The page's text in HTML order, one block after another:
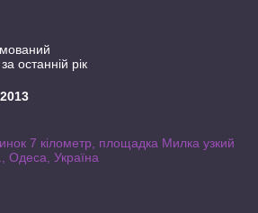
останній рік
7 кілометр, площадка Милка узкий
Одеса, Україна